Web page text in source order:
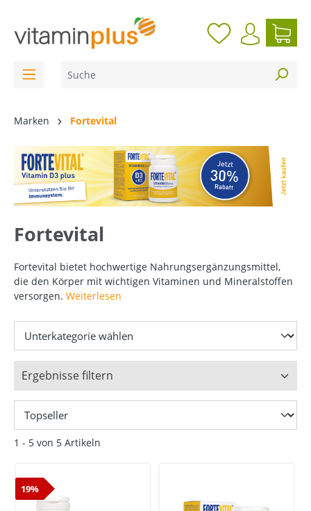
Marken Fortevital
Fortevital
Fortevital bietet hochwertige Nahrungsergänzungsmittel,
die den Körper mit wichtigen Vitaminen und Mineralstoffen
versorgen. Weiterlesen
Ergebnisse filtern
1 - 5 von 5 Artikeln
19%